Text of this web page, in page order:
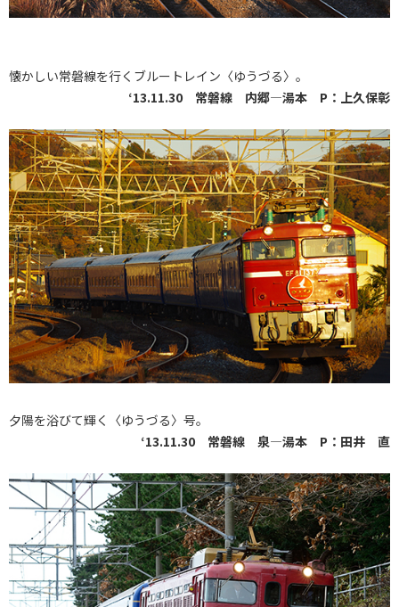
懐かしい常磐線を行くブルートレイン〈ゆうづる〉。
‘13.11.30 常磐線 内郷―湯本 P：上久保彰
夕陽を浴びて輝く〈ゆうづる〉号。
‘13.11.30 常磐線 泉―湯本 P：田井 直